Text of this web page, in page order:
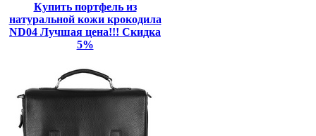
Купить портфель из
натуральной кожи крокодила
ND04 Лучшая цена!!! Скидка
5%